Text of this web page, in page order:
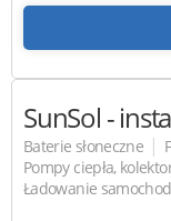
SunSol -
Baterie słoneczne |
Pompy ciepła,
Ładowanie